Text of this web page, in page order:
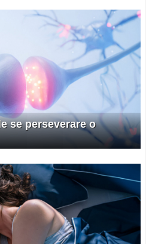
se perseverare o